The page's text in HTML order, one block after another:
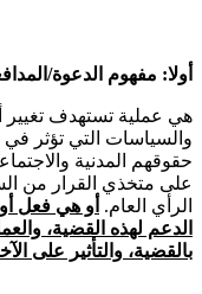
مفهوم الدعوة/المدافعة
عملية تستهدف تغيير أو
التي تؤثر في
المدنية والاجتماعية
متخذي القرار من
العام.أو هي فعل أو
لهذه القضية،
والتأثير على